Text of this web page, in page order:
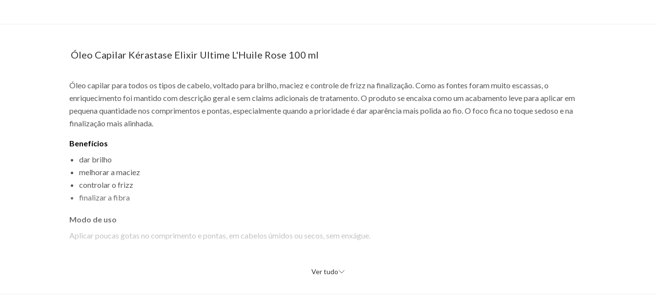
Óleo Capilar Kérastase Elixir Ultime L'Huile Rose 100 ml
Óleo capilar para todos os tipos de cabelo, voltado para brilho, maciez e controle de frizz na finalização. Como as fontes foram muito escassas, o
enriquecimento foi mantido com descrição geral e sem claims adicionais de tratamento. O produto se encaixa como um acabamento leve para aplicar em
pequena quantidade nos comprimentos e pontas, especialmente quando a prioridade é dar aparência mais polida ao fio. O foco fica no toque sedoso e na
finalização mais alinhada.
Benefícios
dar brilho
melhorar a maciez
controlar o frizz
finalizar a fibra
Modo de uso
Aplicar poucas gotas no comprimento e pontas, em cabelos úmidos ou secos, sem enxágue.
Ver tudo